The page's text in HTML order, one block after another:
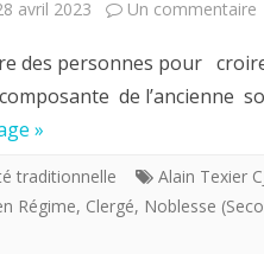
avril 2023 Un commentaire
des personnes pour
de l’ancienne
»
traditionnelle
Alain Texier
Régime, Clergé, Noblesse